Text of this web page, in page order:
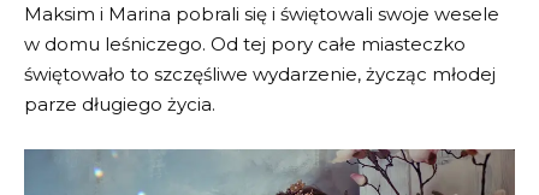
Maksim i Marina pobrali się i świętowali swoje wesele
w domu leśniczego. Od tej pory całe miasteczko
świętowało to szczęśliwe wydarzenie, życząc młodej
parze długiego życia.